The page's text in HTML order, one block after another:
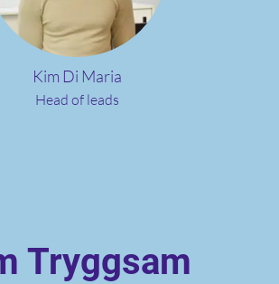
Kim Di Maria
Head of leads
Tryggsam